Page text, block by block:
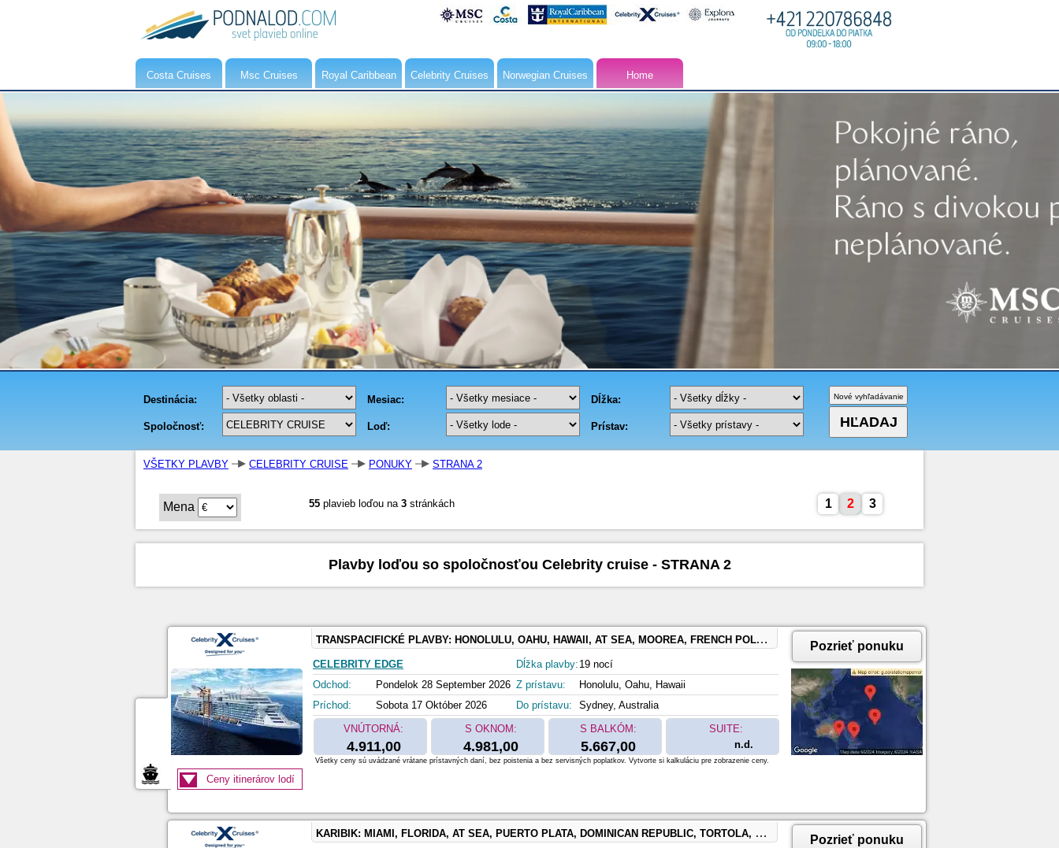
Costa Cruises Msc Cruises Royal Caribbean Celebrity Cruises Norwegian Cruises Home
VŠETKY PLAVBY CELEBRITY CRUISE PONUKY STRANA 2
Mena 55 plavieb loďou na 3 stránkách 3
2
1
Plavby loďou so spoločnosťou Celebrity cruise - STRANA 2
TRANSPACIFICKÉ PLAVBY: HONOLULU, OAHU, HAWAII, AT SEA, MOOREA, FRENCH POLYNESIA, RAIATEA, FRENCH POLYNESIA, PAPEETE, TAHITI FRENCH POLY, INTERNATIONAL DATELINE, TAURANGA,NEW ZEALAND, BAY OF ISLANDS, NEW ZEALAND, SYDNEY, AUSTRALIA
CELEBRITY EDGE
Odchod:
Pondelok 28 September 2026
Príchod:
Sobota 17 Október 2026
Dĺžka plavby: 19 nocí
Z prístavu:
Honolulu, Oahu, Hawaii
Do prístavu:
Sydney, Australia
VNÚTORNÁ:
4.911,00
S OKNOM:
4.981,00
S BALKÓM:
5.667,00
SUITE:
n.d.
Pozrieť ponuku
Ceny itinerárov lodí
Všetky ceny sú uvádzané vrátane prístavných daní, bez poistenia a bez servisných poplatkov. Vytvorte si kalkuláciu pre zobrazenie ceny.
KARIBIK: MIAMI, FLORIDA, AT SEA, PUERTO PLATA, DOMINICAN REPUBLIC, TORTOLA, BRITISH VIRGIN ISLANDS, Basseterre, Saint Kitts and Nevis Pozrieť ponuku